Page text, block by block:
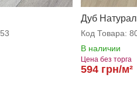
Дуб
Код Товара:
В наличии
Цена без торга
594 грн/м²